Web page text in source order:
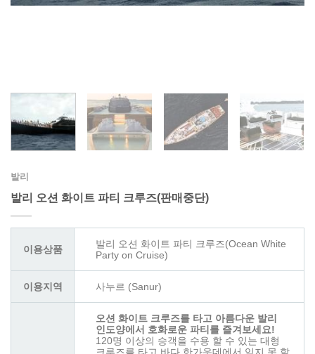
발리
발리 오션 화이트 파티 크루즈(판매중단)
이용상품
발리 오션 화이트 파티 크루즈(Ocean White
Party on Cruise)
이용지역 사누르 (Sanur)
오션 화이트 크루즈를 타고 아름다운 발리
인도양에서 호화로운 파티를 즐겨보세요!
120명 이상의 승객을 수용 할 수 있는 대형